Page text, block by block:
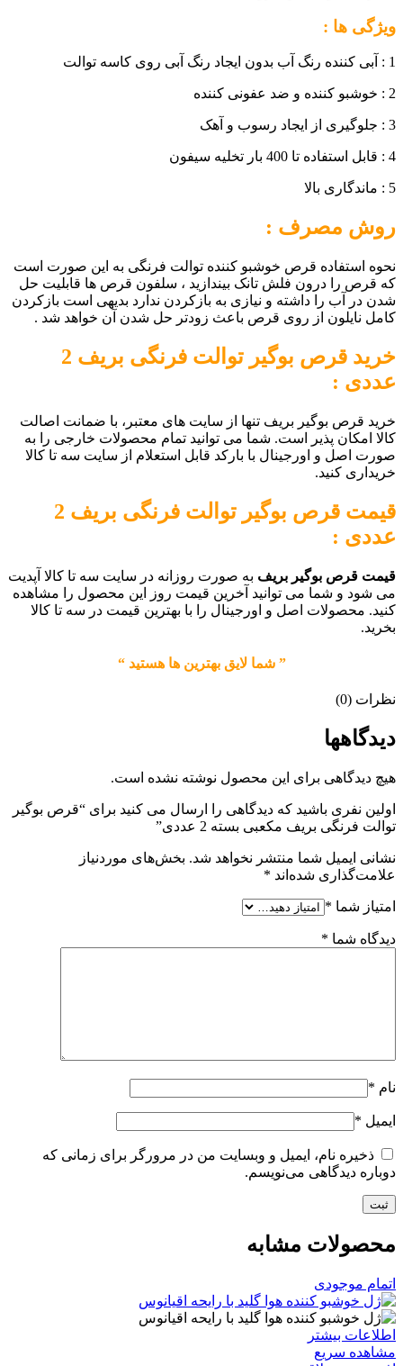
ویژگی ها :
1 : آبی کننده رنگ آب بدون ایجاد رنگ آبی روی کاسه توالت
2 : خوشبو کننده و ضد عفونی کننده
3 : جلوگیری از ایجاد رسوب و آهک
4 : قابل استفاده تا 400 بار تخلیه سیفون
5 : ماندگاری بالا
روش مصرف :
نحوه استفاده قرص خوشبو کننده توالت فرنگی به این صورت است
که قرص را درون فلش تانک بیندازید ، سلفون قرص ها قابلیت حل
شدن در آب را داشته و نیازی به بازکردن ندارد بدیهی است بازکردن
کامل نایلون از روی قرص باعث زودتر حل شدن آن خواهد شد .
خرید قرص
بوگیر توالت فرنگی بریف 2
عددی :
خرید قرص بوگیر بریف تنها از سایت های معتبر، با ضمانت اصالت
کالا امکان پذیر است. شما می توانید تمام محصولات خارجی را به
صورت اصل و اورجینال با بارکد قابل استعلام از سایت سه تا کالا
خریداری کنید.
قیمت قرص
بوگیر توالت فرنگی بریف 2
عددی :
قیمت قرص بوگیر بریف به صورت روزانه در سایت سه تا کالا آپدیت
می شود و شما می توانید آخرین قیمت روز این محصول را مشاهده
کنید. محصولات اصل و اورجینال را با بهترین قیمت در سه تا کالا
بخرید.
” شما لایق بهترین ها هستید “
نظرات (0)
دیدگاهها
هیچ دیدگاهی برای این محصول نوشته نشده است.
اولین نفری باشید که دیدگاهی را ارسال می کنید برای “قرص بوگیر
توالت فرنگی بریف مکعبی بسته 2 عددی”
نشانی ایمیل شما منتشر نخواهد شد. بخش‌های موردنیاز
علامت‌گذاری شده‌اند *
امتیاز شما *
دیدگاه شما *
نام *
ایمیل *
ذخیره نام، ایمیل و وبسایت من در مرورگر برای زمانی که
دوباره دیدگاهی می‌نویسم.
محصولات مشابه
اتمام موجودی
اطلاعات بیشتر
مشاهده سریع